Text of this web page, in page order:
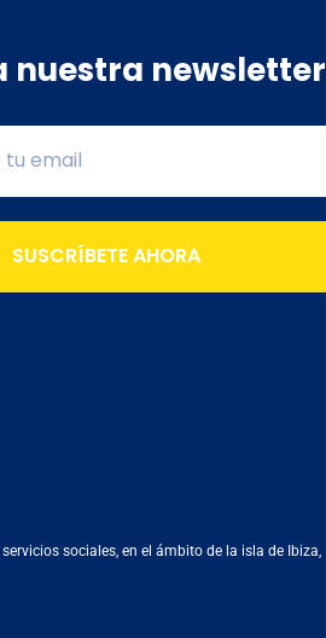
nuestra newsletter
SUSCRÍBETE AHORA
sociales, en el ámbito de la isla de Ibiza,